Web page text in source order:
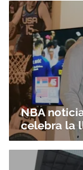
NBA
celebra la